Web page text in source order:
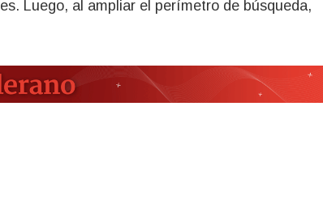
Luego, al ampliar el perímetro de búsqueda,